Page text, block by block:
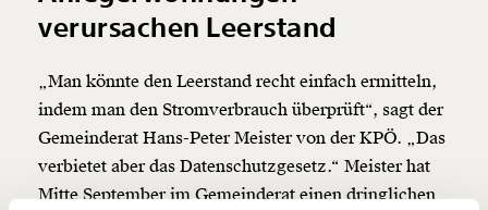
funktioniert. Unsere Recherchen sind für alle frei im
Netz. Unabhängig und werbefrei. Und das wird auch
unterstütze uns mit Deinem Mitgliedsbeitrag.
Du überweist lieber direkt?
Kontoinhaber: Momentum Institut - Verein für
sozialen Fortschritt
verursachen Leerstand
„Man könnte den Leerstand recht einfach ermitteln,
indem man den Stromverbrauch überprüft“, sagt der
Gemeinderat Hans-Peter Meister von der KPÖ. „Das
verbietet aber das Datenschutzgesetz.“ Meister hat
Mitte September im Gemeinderat einen dringlichen